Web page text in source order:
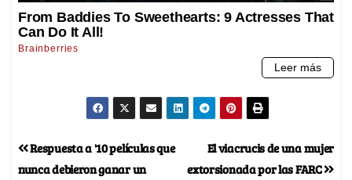
El viacrucis de una mujer
extorsionada por las FARC
Respuesta a '10 películas que
nunca debieron ganar un